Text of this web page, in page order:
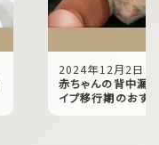
2024年12月2日
赤ちゃんの背中漏
イプ移行期のおす